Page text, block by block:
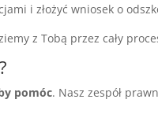
i złożyć wniosek o
z Tobą przez cały
pomóc. Nasz zespół